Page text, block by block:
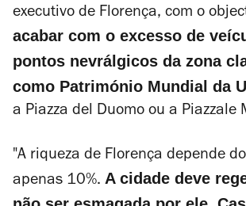
executivo de Florença, com o
acabar com o excesso de
pontos nevrálgicos da zona
como Património Mundial da
a Piazza del Duomo ou a Piazzale
"A riqueza de Florença depende
apenas 10%. A cidade deve